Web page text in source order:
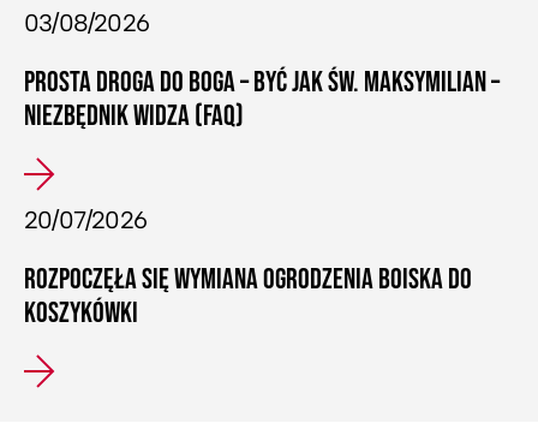
03/08/2026
PROSTA DROGA DO BOGA – BYĆ JAK ŚW. MAKSYMILIAN –
NIEZBĘDNIK WIDZA (FAQ)
20/07/2026
ROZPOCZĘŁA SIĘ WYMIANA OGRODZENIA BOISKA DO
KOSZYKÓWKI